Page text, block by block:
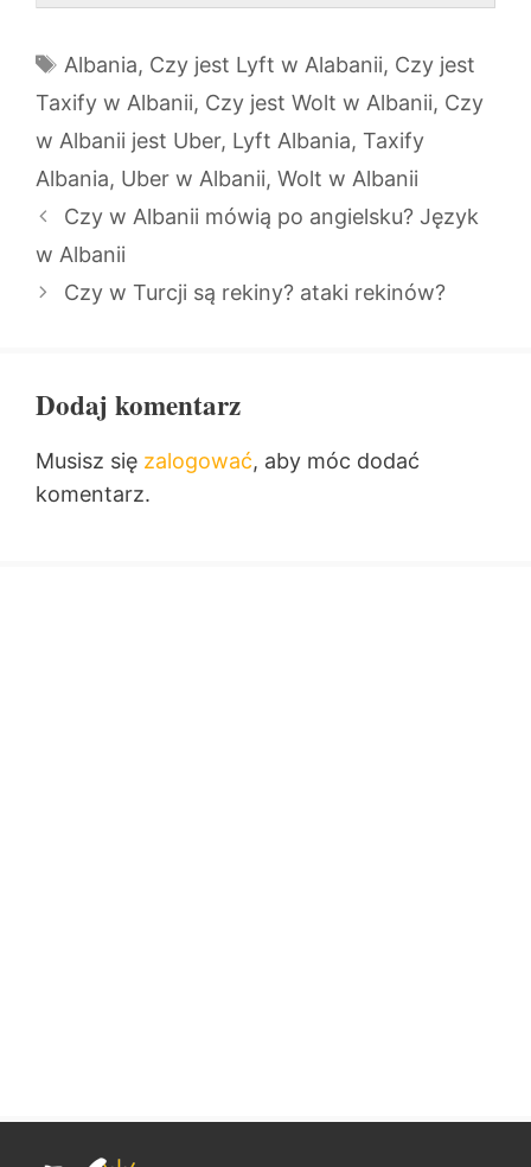
Tagi
Albania, Czy jest Lyft w Alabanii, Czy jest
Taxify w Albanii, Czy jest Wolt w Albanii, Czy
w Albanii jest Uber, Lyft Albania, Taxify
Albania, Uber w Albanii, Wolt w Albanii
Czy w Albanii mówią po angielsku? Język
w Albanii
Czy w Turcji są rekiny? ataki rekinów?
Dodaj komentarz
Musisz się zalogować, aby móc dodać
komentarz.